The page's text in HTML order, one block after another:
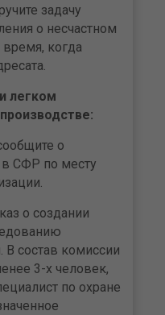
задачу
о несчастном
время, когда
легком
о
в СФР по месту
о создании
В состав комиссии
3-х человек,
по охране